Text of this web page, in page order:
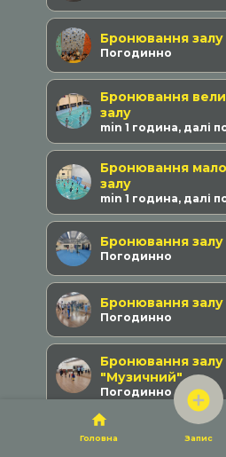
Бронювання залу
Погодинно
Бронювання
залу
min 1 година, далі
Бронювання
залу
min 1 година, далі
Бронювання
Погодинно
Бронювання залу
Погодинно
Бронювання залу
"Музичний"
Погодинно
Презентація Падел
Головна Запис